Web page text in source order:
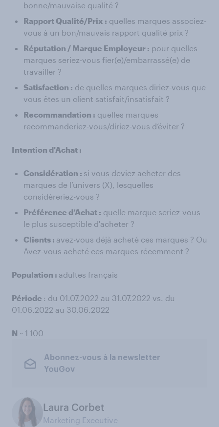
bonne/mauvaise qualité ?
Rapport Qualité/Prix : quelles marques associez-
vous à un bon/mauvais rapport qualité prix ?
Réputation / Marque Employeur : pour quelles
marques seriez-vous fier(e)/embarrassé(e) de
travailler ?
Satisfaction : de quelles marques diriez-vous que
vous êtes un client satisfait/insatisfait ?
Recommandation : quelles marques
recommanderiez-vous/diriez-vous d’éviter ?
Intention d'Achat :
Considération : si vous deviez acheter des
marques de l’univers (X), lesquelles
considéreriez-vous ?
Préférence d’Achat : quelle marque seriez-vous
le plus susceptible d'acheter ?
Clients : avez-vous déjà acheté ces marques ? Ou
Avez-vous acheté ces marques récemment ?
Population : adultes français
Période : du 01.07.2022 au 31.07.2022 vs. du
01.06.2022 au 30.06.2022
N ~ 1 100
Abonnez-vous à la newsletter
YouGov
Laura Corbet
Marketing Executive